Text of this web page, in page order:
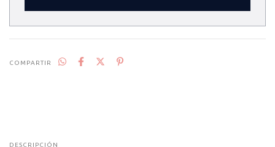
COMPARTIR
DESCRIPCIÓN